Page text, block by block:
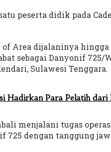
peserta didik pada
of Area dijalaninya
sebagai Danyonif 725/
Sulawesi Tenggara.
Hadirkan Para Pelatih dari
menjalani tugas
725 dengan tanggung